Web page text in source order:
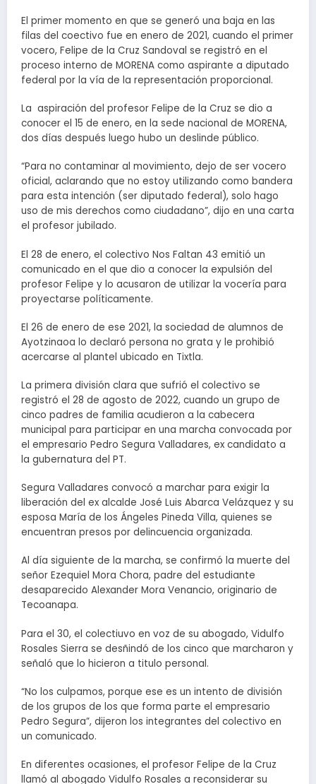
El primer momento en que se generó una baja en las
filas del coectivo fue en enero de 2021, cuando el primer
vocero, Felipe de la Cruz Sandoval se registró en el
proceso interno de MORENA como aspirante a diputado
federal por la vía de la representación proporcional.
La aspiración del profesor Felipe de la Cruz se dio a
conocer el 15 de enero, en la sede nacional de MORENA,
dos días después luego hubo un deslinde público.
“Para no contaminar al movimiento, dejo de ser vocero
oficial, aclarando que no estoy utilizando como bandera
para esta intención (ser diputado federal), solo hago
uso de mis derechos como ciudadano”, dijo en una carta
el profesor jubilado.
El 28 de enero, el colectivo Nos Faltan 43 emitió un
comunicado en el que dio a conocer la expulsión del
profesor Felipe y lo acusaron de utilizar la vocería para
proyectarse políticamente.
El 26 de enero de ese 2021, la sociedad de alumnos de
Ayotzinaoa lo declaró persona no grata y le prohibió
acercarse al plantel ubicado en Tixtla.
La primera división clara que sufrió el colectivo se
registró el 28 de agosto de 2022, cuando un grupo de
cinco padres de familia acudieron a la cabecera
municipal para participar en una marcha convocada por
el empresario Pedro Segura Valladares, ex candidato a
la gubernatura del PT.
Segura Valladares convocó a marchar para exigir la
liberación del ex alcalde José Luis Abarca Velázquez y su
esposa María de los Ángeles Pineda Villa, quienes se
encuentran presos por delincuencia organizada.
Al día siguiente de la marcha, se confirmó la muerte del
señor Ezequiel Mora Chora, padre del estudiante
desaparecido Alexander Mora Venancio, originario de
Tecoanapa.
Para el 30, el colectiuvo en voz de su abogado, Vidulfo
Rosales Sierra se desñindó de los cinco que marcharon y
señaló que lo hicieron a titulo personal.
“No los culpamos, porque ese es un intento de división
de los grupos de los que forma parte el empresario
Pedro Segura”, dijeron los integrantes del colectivo en
un comunicado.
En diferentes ocasiones, el profesor Felipe de la Cruz
llamó al abogado Vidulfo Rosales a reconsiderar su